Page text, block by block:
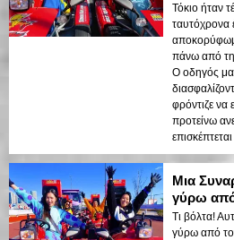
Τόκιο ήταν
ταυτόχρονα
πάνω από τη
Ο οδηγός
φρόντιζε να
προτείνω
Μια
γύρω
Τι βόλτα!
γύρω από